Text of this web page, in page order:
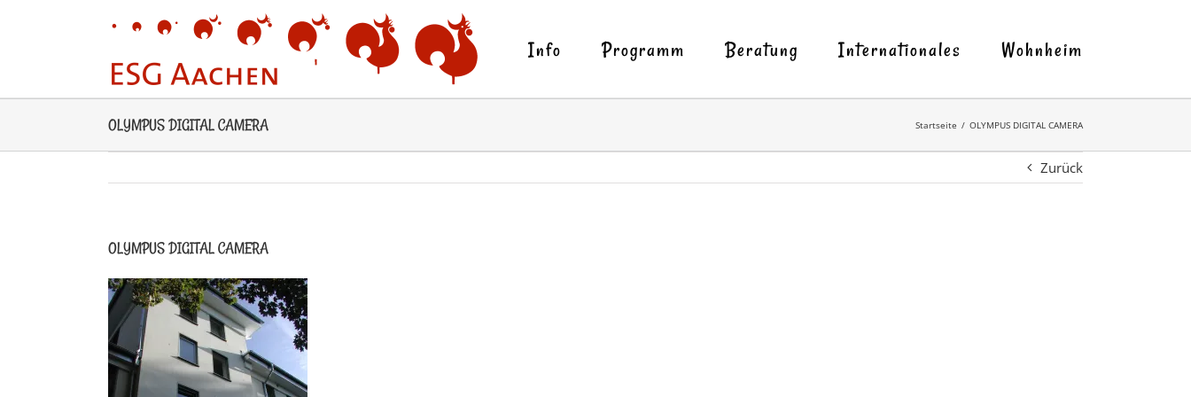
Info Programm Beratung Internationales Wohnheim
OLYMPUS DIGITAL CAMERA Startseite OLYMPUS DIGITAL CAMERA
Zurück
OLYMPUS DIGITAL CAMERA